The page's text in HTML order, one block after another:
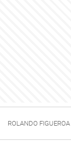
ROLANDO FIGUEROA